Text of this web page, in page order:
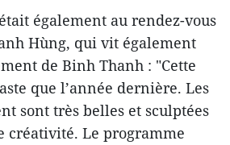
également au rendez-vous
Hùng, qui vit également
de Binh Thanh : "Cette
que l’année dernière. Les
sont très belles et sculptées
créativité. Le programme